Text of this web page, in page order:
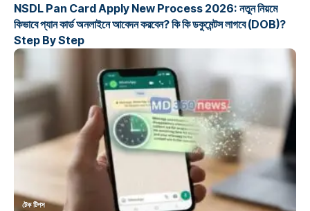
NSDL Pan Card Apply New Process 2026: নতুন নিয়মে
কিভাবে প্যান কার্ড অনলাইনে আবেদন করবেন? কি কি ডকুমেন্টস লাগবে (DOB)?
Step By Step
টেক টিপস